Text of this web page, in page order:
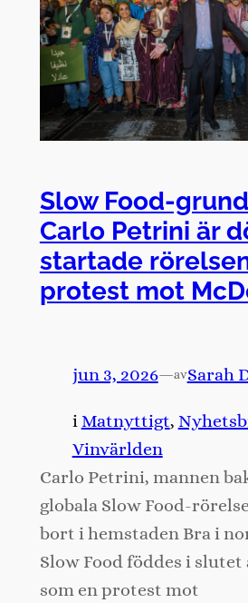
Slow Food-
Carlo Petrini är
startade
protest mot
jun 3, 2026—avSarah
i Matnyttigt,
Vinvärlden
Carlo Petrini, mannen
globala Slow Food-
bort i hemstaden Bra i
Slow Food föddes i slutet
som en protest mot